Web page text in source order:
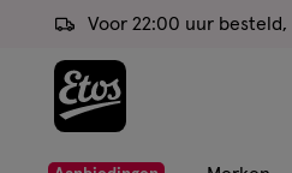
ga
de
hoofd
Voor 22:00 uur besteld,